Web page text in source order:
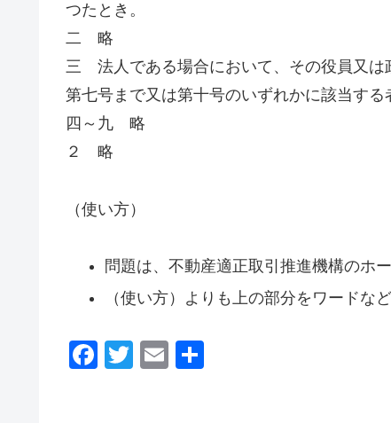
つたとき。
二 略
三 法人である場合において、その役員又は
第七号まで又は第十号のいずれかに該当する
四～九 略
２ 略
（使い方）
問題は、不動産適正取引推進機構のホ
（使い方）よりも上の部分をワードな
F
T
E